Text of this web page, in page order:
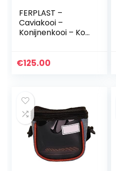
FERPLAST –
Caviakooi –
Konijnenkooi – Kooi
openen en
€125.00